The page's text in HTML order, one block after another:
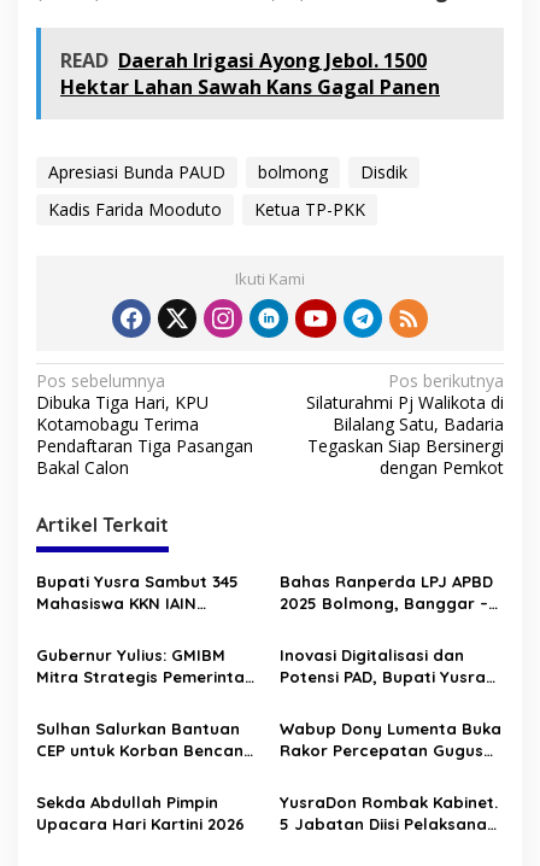
READ Daerah Irigasi Ayong Jebol. 1500
Hektar Lahan Sawah Kans Gagal Panen
Apresiasi Bunda PAUD bolmong
Disdik
Kadis Farida Mooduto
Ketua TP-PKK
Ikuti Kami
N
a
v
i
g
a
s
i
p
o
s
Pos sebelumnya
Dibuka Tiga Hari, KPU
Kotamobagu Terima
Pendaftaran Tiga Pasangan
Bakal Calon
Pos berikutnya
Silaturahmi Pj Walikota di
Bilalang Satu, Badaria
Tegaskan Siap Bersinergi
dengan Pemkot
Artikel Terkait
Bupati Yusra Sambut 345
Mahasiswa KKN IAIN
Bahas Ranperda LPJ APBD
2025 Bolmong, Banggar –
Gubernur Yulius: GMIBM
Mitra Strategis Pemerintah,
Sinergi Membangun
Sulawesi Utara
Inovasi Digitalisasi dan
Potensi PAD, Bupati Yusra
Sulhan Salurkan Bantuan
CEP untuk Korban Bencana
Wabup Dony Lumenta Buka
Rakor Percepatan Gugus
Sekda Abdullah Pimpin
Upacara Hari Kartini 2026
YusraDon Rombak Kabinet.
5 Jabatan Diisi Pelaksana